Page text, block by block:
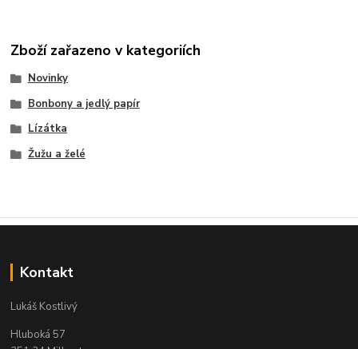
Zboží zařazeno v kategoriích
Novinky
Bonbony a jedlý papír
Lízátka
Žužu a želé
Kontakt
Lukáš Kostlivý
Hluboká 57